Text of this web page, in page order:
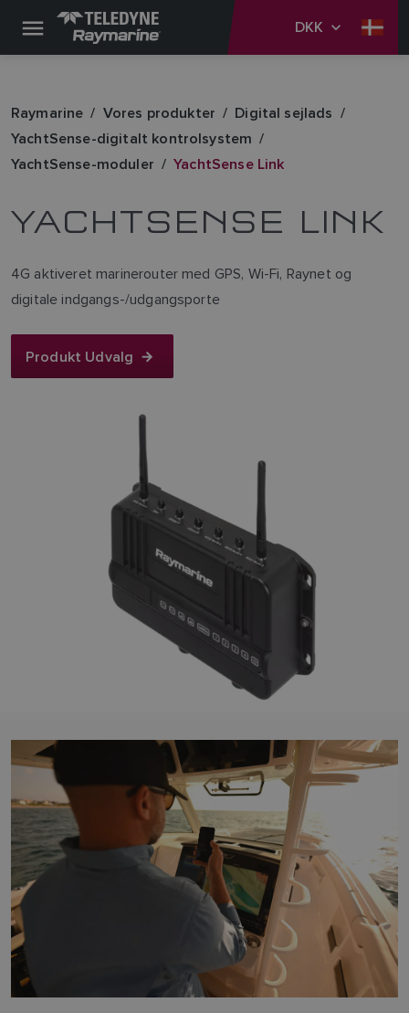
DKK
Raymarine Vores produkter
Digital sejlads
YachtSense-digitalt kontrolsystem
YachtSense-moduler
YachtSense Link
YACHTSENSE LINK
4G aktiveret marinerouter med GPS, Wi-Fi, Raynet og
digitale indgangs-/udgangsporte
Produkt Udvalg